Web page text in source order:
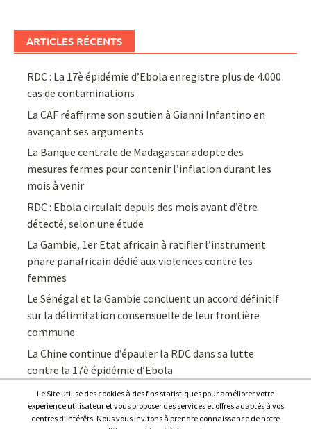
ARTICLES RÉCENTS
RDC : La 17è épidémie d’Ebola enregistre plus de 4.000
cas de contaminations
La CAF réaffirme son soutien à Gianni Infantino en
avançant ses arguments
La Banque centrale de Madagascar adopte des
mesures fermes pour contenir l’inflation durant les
mois à venir
RDC : Ebola circulait depuis des mois avant d’être
détecté, selon une étude
La Gambie, 1er Etat africain à ratifier l’instrument
phare panafricain dédié aux violences contre les
femmes
Le Sénégal et la Gambie concluent un accord définitif
sur la délimitation consensuelle de leur frontière
commune
La Chine continue d’épauler la RDC dans sa lutte
contre la 17è épidémie d’Ebola
Le Site utilise des cookies à des fins statistiques pour améliorer votre
expérience utilisateur et vous proposer des services et offres adaptés à vos
centres d’intérêts. Nous vous invitons à prendre connaissance de notre